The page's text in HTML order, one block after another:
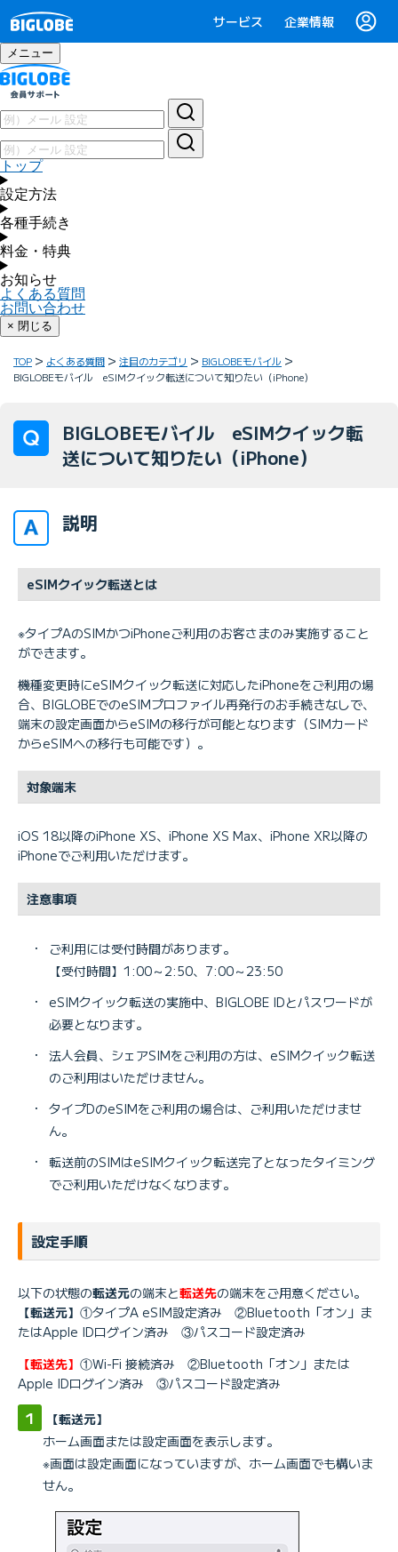
サービス 企業情報
メニュー
トップ
設定方法
各種手続き
料金・特典
お知らせ
よくある質問
お問い合わせ
× 閉じる
TOP よくある質問 注目のカテゴリ
BIGLOBEモバイル
BIGLOBEモバイル eSIMクイック転送について知りたい（iPhone）
BIGLOBEモバイル eSIMクイック転
送について知りたい（iPhone）
説明
eSIMクイック転送とは
※タイプAのSIMかつiPhoneご利用のお客さまのみ実施すること
ができます。
機種変更時にeSIMクイック転送に対応したiPhoneをご利用の場
合、BIGLOBEでのeSIMプロファイル再発行のお手続きなしで、
端末の設定画面からeSIMの移行が可能となります（SIMカード
からeSIMへの移行も可能です）。
対象端末
iOS 18以降のiPhone XS、iPhone XS Max、iPhone XR以降の
iPhoneでご利用いただけます。
注意事項
・
ご利用には受付時間があります。
【受付時間】1:00～2:50、7:00～23:50
・
eSIMクイック転送の実施中、BIGLOBE IDとパスワードが
必要となります。
・
法人会員、シェアSIMをご利用の方は、eSIMクイック転送
のご利用はいただけません。
・
タイプDのeSIMをご利用の場合は、ご利用いただけませ
ん。
・
転送前のSIMはeSIMクイック転送完了となったタイミング
でご利用いただけなくなります。
設定手順
以下の状態の転送元の端末と転送先の端末をご用意ください。
【転送元】 ①タイプA eSIM設定済み ②Bluetooth「オン」ま
たはApple IDログイン済み ③パスコード設定済み
【転送先】 ①Wi-Fi 接続済み ②Bluetooth「オン」または
Apple IDログイン済み ③パスコード設定済み
【転送元】
ホーム画面または設定画面を表示します。
※画面は設定画面になっていますが、ホーム画面でも構いま
せん。